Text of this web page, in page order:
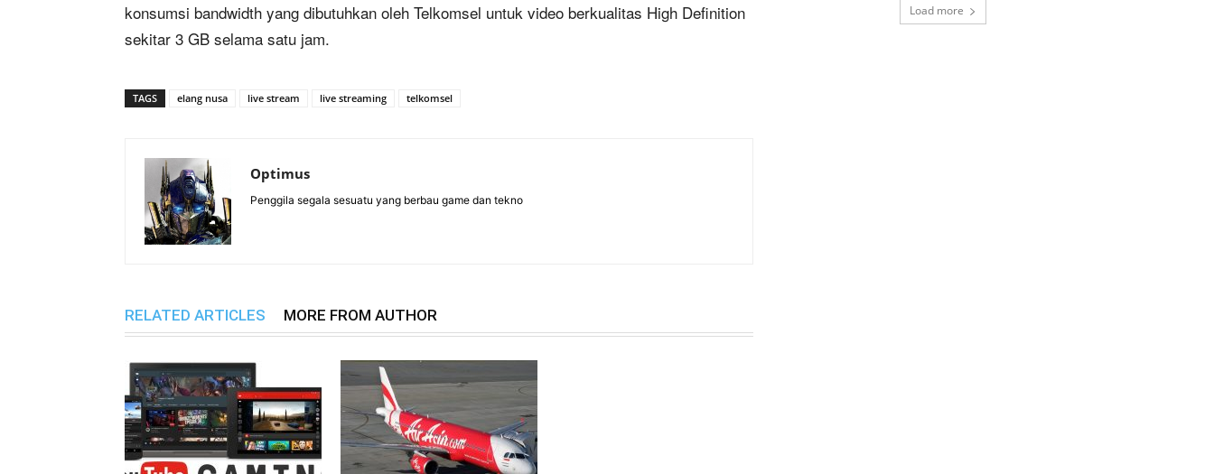
konsumsi bandwidth yang dibutuhkan oleh Telkomsel untuk video berkualitas High Definition
sekitar 3 GB selama satu jam.
TAGS elang nusa live stream live streaming telkomsel
Optimus
Penggila segala sesuatu yang berbau game dan tekno
RELATED ARTICLES MORE FROM AUTHOR
Load more